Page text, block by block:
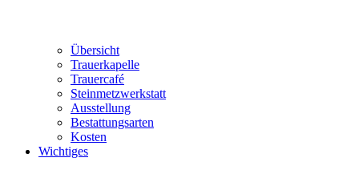
Übersicht
Trauerkapelle
Trauercafé
Steinmetzwerkstatt
Ausstellung
Bestattungsarten
Kosten
Wichtiges